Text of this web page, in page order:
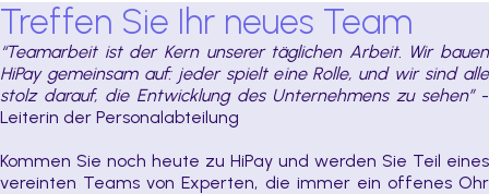
Treffen Sie Ihr neues Team
“Teamarbeit ist der Kern unserer täglichen Arbeit. Wir bauen
HiPay gemeinsam auf: jeder spielt eine Rolle, und wir sind alle
stolz darauf, die Entwicklung des Unternehmens zu sehen”-
Leiterin der Personalabteilung
Kommen Sie noch heute zu HiPay und werden Sie Teil eines
vereinten Teams von Experten, die immer ein offenes Ohr